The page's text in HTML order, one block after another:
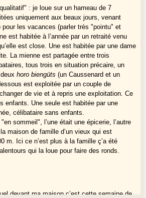
: "Regain" é "Enta cantar"Gasconnades de
: je loue sur un hameau de 7
uniquement aux beaux jours, venant
pour les vacances (parler très "pointu" et
est habitée à l’année par un retraité venu
est close. Une est habitée par une dame
La mienne est partagée entre trois
tous trois en situation précaire, un
deuxhoro biengüts (un Caussenard et un
est exploitée par un couple de
de vie et à repris une exploitation. Ce
enfants. Une seule est habitée par une
célibataire sans enfants.
sommeil", l’une était une épicerie, l’autre
maison de famille d’un vieux qui est
m. Ici ce n’est plus à la famille ç’a été
qui la loue pour faire des ronds.
devant ma maison c’est cette semaine de